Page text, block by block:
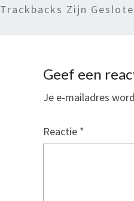
Trackbacks Zijn
Geef een
Je e-mailadres
Reactie *